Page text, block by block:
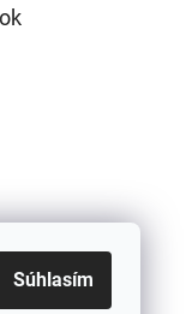
Súhlasím